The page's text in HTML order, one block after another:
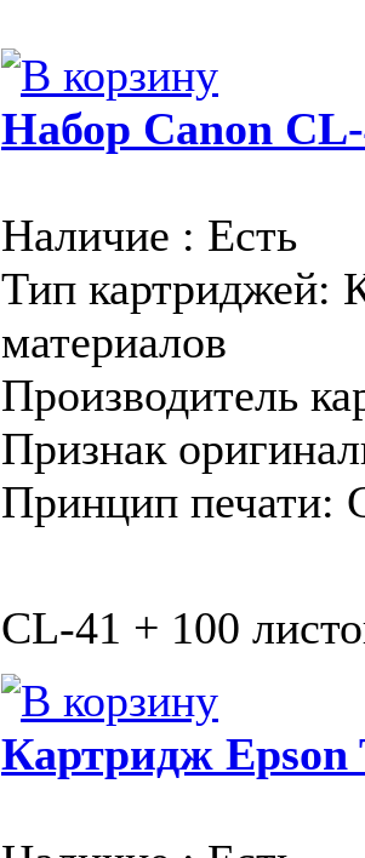
Набор Canon
Наличие : Есть
Тип картриджей:
материалов
Производитель
Признак
Принцип печати:
CL-41 + 100
Картридж Epson